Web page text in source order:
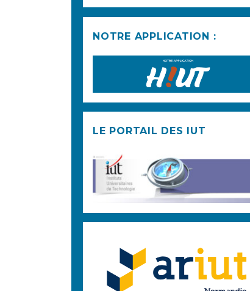
NOTRE APPLICATION :
LE PORTAIL DES IUT